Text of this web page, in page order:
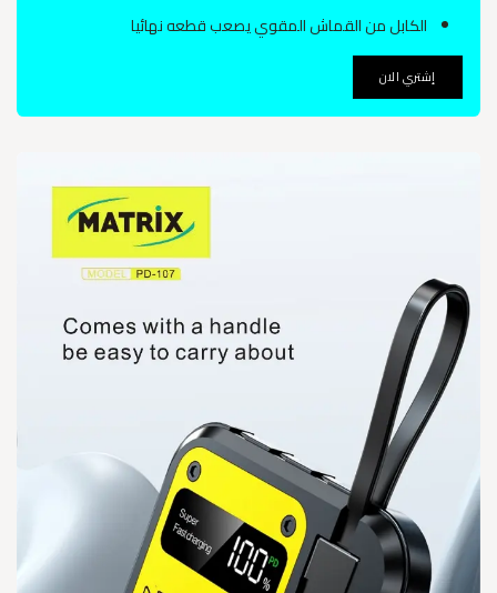
الكابل من القماش المقوي يصعب قطعه نهائيا
إشتري الان